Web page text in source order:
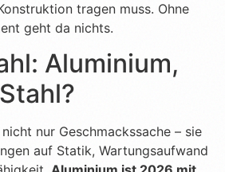
tragen muss. Ohne
geht da nichts.
Aluminium,
nur Geschmackssache – sie
auf Statik, Wartungsaufwand